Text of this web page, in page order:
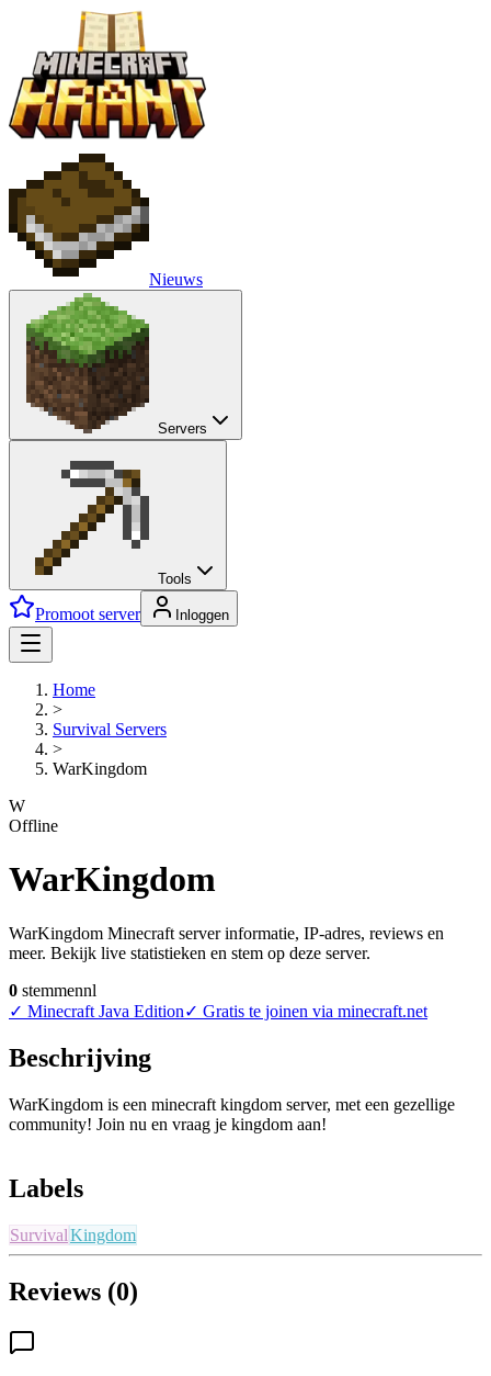
Nieuws
Servers
Tools
Promoot server Inloggen
Home
>
Survival Servers
>
WarKingdom
W
Offline
WarKingdom
WarKingdom Minecraft server informatie, IP-adres, reviews en
meer. Bekijk live statistieken en stem op deze server.
0 stemmennl
✓ Minecraft Java Edition✓ Gratis te joinen via minecraft.net
Beschrijving
WarKingdom is een minecraft kingdom server, met een gezellige
community! Join nu en vraag je kingdom aan!
Labels
SurvivalKingdom
Reviews (0)